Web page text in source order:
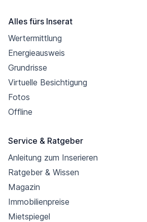
Alles fürs Inserat
Wertermittlung
Energieausweis
Grundrisse
Virtuelle Besichtigung
Fotos
Offline
Service & Ratgeber
Anleitung zum Inserieren
Ratgeber & Wissen
Magazin
Immobilienpreise
Mietspiegel